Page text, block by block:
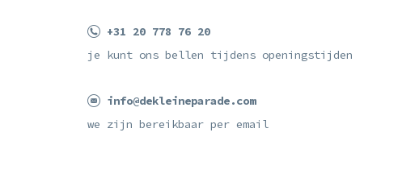
+31 20 778 76 20
je kunt ons bellen tijdens openingstijden
info@dekleineparade.com
we zijn bereikbaar per email